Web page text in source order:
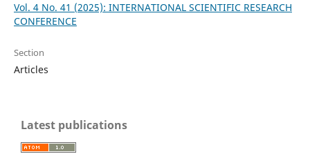
Vol. 4 No. 41 (2025): INTERNATIONAL SCIENTIFIC RESEARCH
CONFERENCE
Section
Articles
Latest publications